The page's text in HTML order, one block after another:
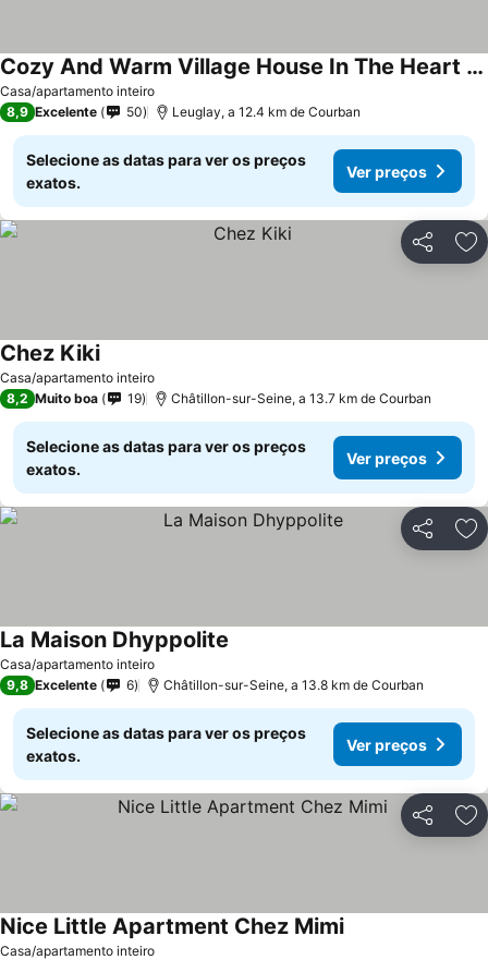
Casa/apartamento inteiro
Cozy And Warm Village House In The Heart Of The National Forest Park
Ver preços
8,9 Excelente 50 Leuglay, a 12.4 km de Courban
Selecione as datas para ver os preços
exatos.
Ver preços
Partilhar
Casa/apartamento inteiro
Chez KikiVer preços
8,2 Muito boa 19 Châtillon-sur-Seine, a 13.7 km de Courban
Selecione as datas para ver os preços
exatos.
Ver preços
Partilhar
Casa/apartamento inteiro
La Maison Dhyppolite
9,8 Excelente 6 Châtillon-sur-Seine, a 13.8 km de Courban
Selecione as datas para ver os preços
exatos.
Ver preços
Partilhar
Casa/apartamento inteiro
Nice Little Apartment Chez MimiVer preços